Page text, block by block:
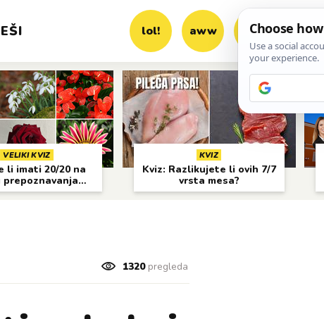
lol! aww vrh! woot?!
VELIKI KVIZ
li imati 20/20 na
prepoznavanja
cvijeća?
KVIZ
Kviz: Razlikujete li ovih 7/7
vrsta mesa?
1320pregleda